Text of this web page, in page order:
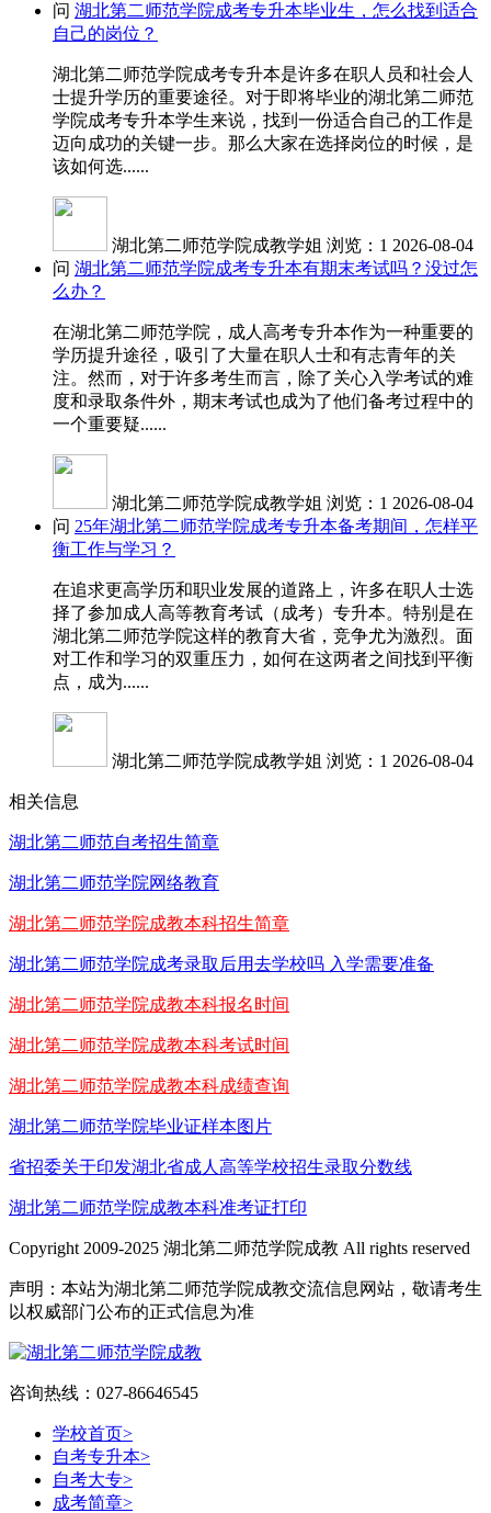
问 湖北第二师范学院成考专升本毕业生，怎么找到适合
自己的岗位？
湖北第二师范学院成考专升本是许多在职人员和社会人
士提升学历的重要途径。对于即将毕业的湖北第二师范
学院成考专升本学生来说，找到一份适合自己的工作是
迈向成功的关键一步。那么大家在选择岗位的时候，是
该如何选......
湖北第二师范学院成教学姐 浏览：1 2026-08-04
问 湖北第二师范学院成考专升本有期末考试吗？没过怎
么办？
在湖北第二师范学院，成人高考专升本作为一种重要的
学历提升途径，吸引了大量在职人士和有志青年的关
注。然而，对于许多考生而言，除了关心入学考试的难
度和录取条件外，期末考试也成为了他们备考过程中的
一个重要疑......
湖北第二师范学院成教学姐 浏览：1 2026-08-04
问 25年湖北第二师范学院成考专升本备考期间，怎样平
衡工作与学习？
在追求更高学历和职业发展的道路上，许多在职人士选
择了参加成人高等教育考试（成考）专升本。特别是在
湖北第二师范学院这样的教育大省，竞争尤为激烈。面
对工作和学习的双重压力，如何在这两者之间找到平衡
点，成为......
湖北第二师范学院成教学姐 浏览：1 2026-08-04
相关信息
湖北第二师范自考招生简章
湖北第二师范学院网络教育
湖北第二师范学院成教本科招生简章
湖北第二师范学院成考录取后用去学校吗 入学需要准备
湖北第二师范学院成教本科报名时间
湖北第二师范学院成教本科考试时间
湖北第二师范学院成教本科成绩查询
湖北第二师范学院毕业证样本图片
省招委关于印发湖北省成人高等学校招生录取分数线
湖北第二师范学院成教本科准考证打印
Copyright 2009-2025 湖北第二师范学院成教 All rights reserved
声明：本站为湖北第二师范学院成教交流信息网站，敬请考生
以权威部门公布的正式信息为准
咨询热线：027-86646545
学校首页>
自考专升本>
自考大专>
成考简章>